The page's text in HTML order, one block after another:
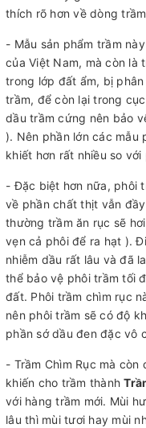
thích rõ hơn về dòng
- Mẫu sản phẩm trầm
của Việt Nam, mà còn là
trong lớp đất ẩm, bị
trầm, để còn lại trong
dầu trầm cứng nên bảo
). Nên phần lớn các mẫu
khiết hơn rất nhiều so
- Đặc biệt hơn nữa, phôi
về phần chất thịt vẫn
thường trầm ăn rục sẽ
vẹn cả phôi để ra hạt ).
nhiễm dầu rất lâu và đã
thể bảo vệ phôi trầm tối
đất. Phôi trầm chìm rục
nên phôi trầm sẽ có độ
phần sớ dầu đen đặc vô
- Trầm Chìm Rục mà
khiến cho trầm thành
với hàng trầm mới. Mùi
lâu thì mùi tươi hay mùi